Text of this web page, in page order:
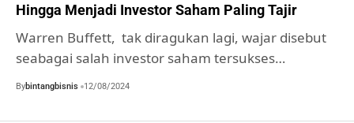
Hingga Menjadi Investor Saham Paling Tajir
Warren Buffett, tak diragukan lagi, wajar disebut
seabagai salah investor saham tersukses…
Bybintangbisnis 12/08/2024